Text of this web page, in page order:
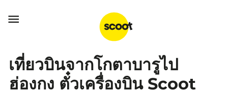

เที่ยวบินจากโกตาบารูไป
ฮ่องกง ตั๋วเครื่องบิน Scoot